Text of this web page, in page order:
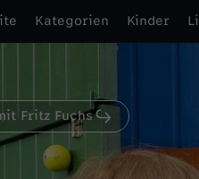
Kategorien Kinder
Fritz Fuchs